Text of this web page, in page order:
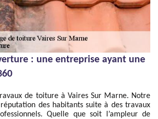
: une entreprise ayant une
de toiture à Vaires Sur Marne. Notre
des habitants suite à des travaux
Quelle que soit l’ampleur de